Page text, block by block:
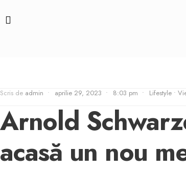
Scris de admin • aprilie 29, 2023 • 8:03 pm • Lifestyle •
Arnold
acasă un nou